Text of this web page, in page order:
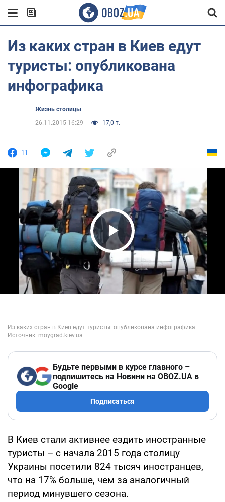
Из каких стран в Киев едут
туристы: опубликована
инфографика
Жизнь столицы
26.11.2015 16:29
17,0 т.
11
Play Video
Будьте первыми в курсе главного –
подпишитесь на Новини на OBOZ.UA в
Google
Подписаться
В Киев стали активнее ездить иностранные
туристы – с начала 2015 года столицу
Украины посетили 824 тысяч иностранцев,
что на 17% больше, чем за аналогичный
период минувшего сезона.